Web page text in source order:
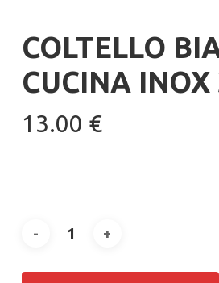
COLTELLO
CUCINA INOX
13.00 €